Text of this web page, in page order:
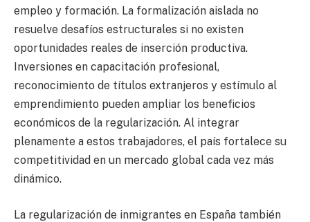
empleo y formación. La formalización aislada no
resuelve desafíos estructurales si no existen
oportunidades reales de inserción productiva.
Inversiones en capacitación profesional,
reconocimiento de títulos extranjeros y estímulo al
emprendimiento pueden ampliar los beneficios
económicos de la regularización. Al integrar
plenamente a estos trabajadores, el país fortalece su
competitividad en un mercado global cada vez más
dinámico.
La regularización de inmigrantes en España también